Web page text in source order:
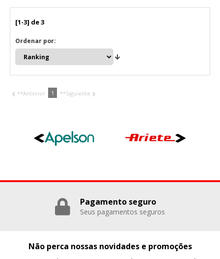
[1-3] de 3
Ordenar por:
**Anterior 1 **Siguiente
Pagamento seguro
Seus pagamentos seguros
Não perca nossas novidades e promoções